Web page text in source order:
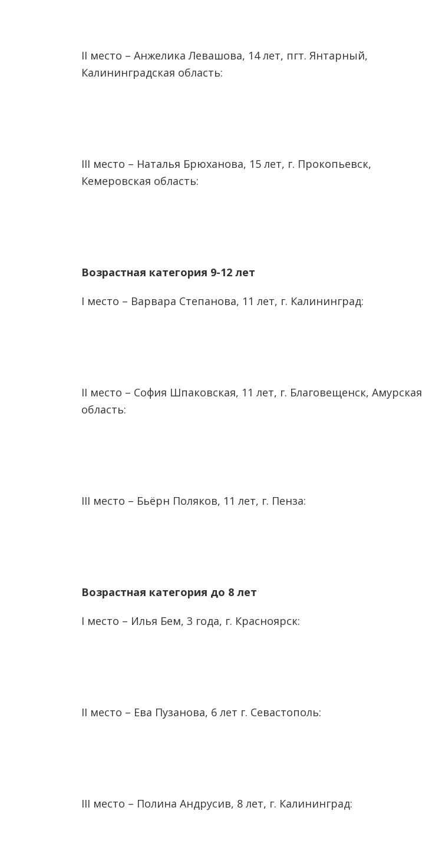
II место – Анжелика Левашова, 14 лет, пгт. Янтарный,
Калининградская область:
III место – Наталья Брюханова, 15 лет, г. Прокопьевск,
Кемеровская область:
Возрастная категория 9-12 лет
I место – Варвара Степанова, 11 лет, г. Калининград:
II место – София Шпаковская, 11 лет, г. Благовещенск, Амурская
область:
III место – Бьёрн Поляков, 11 лет, г. Пенза:
Возрастная категория до 8 лет
I место – Илья Бем, 3 года, г. Красноярск:
II место – Ева Пузанова, 6 лет г. Севастополь:
III место – Полина Андрусив, 8 лет, г. Калининград: